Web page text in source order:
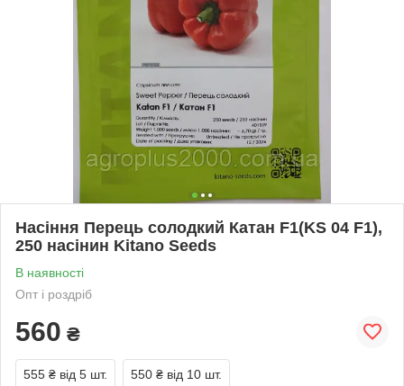
Насіння Перець солодкий Катан F1(KS 04 F1),
250 насінин Kitano Seeds
В наявності
Опт і роздріб
560 ₴
555 ₴ від 5 шт. 550 ₴ від 10 шт.